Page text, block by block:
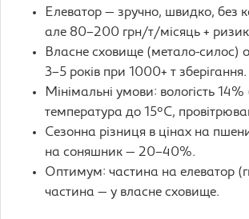
Елеватор — зручно, швидко, без
але 80–200 грн/т/місяць + ризик
Власне сховище (метало-силос)
3–5 років при 1000+ т зберігання.
Мінімальні умови: вологість
температура до 15°C,
Сезонна різниця в цінах на
на соняшник — 20–40%.
Оптимум: частина на елеватор
частина — у власне сховище.